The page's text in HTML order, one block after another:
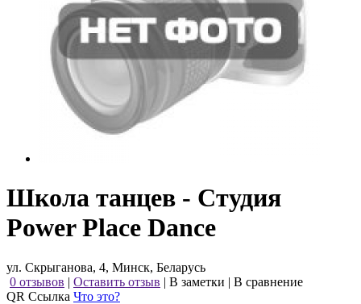
Школа танцев - Студия
Power Place Dance
ул. Скрыганова, 4, Минск, Беларусь
0 отзывов | Оставить отзыв | В заметки | В сравнение
QR Ссылка Что это?